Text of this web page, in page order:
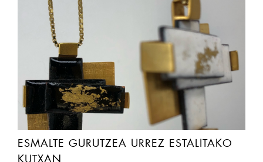
ESMALTE GURUTZEA URREZ ESTALITAKO
KUTXAN